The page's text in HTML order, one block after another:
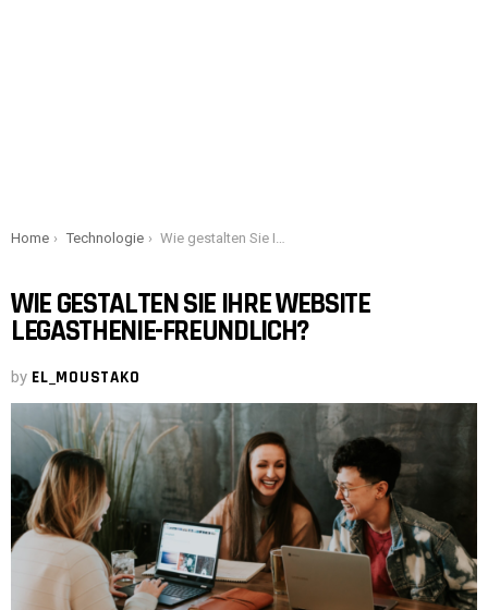
You are here:
Home Technologie Wie gestalten Sie Ihre Website Legasthenie-freundlich?
WIE GESTALTEN SIE IHRE WEBSITE
LEGASTHENIE-FREUNDLICH?
by EL_MOUSTAKO